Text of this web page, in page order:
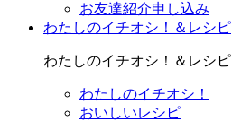
お友達紹介申し込み
わたしのイチオシ！＆レシピ
わたしのイチオシ！＆レシピ
わたしのイチオシ！
おいしいレシピ